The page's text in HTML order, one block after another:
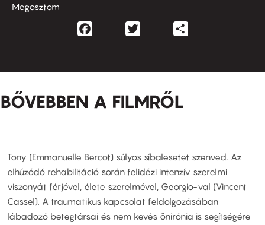
Megosztom
Facebook
BŐVEBBEN A FILMRŐL
Tony (Emmanuelle Bercot) súlyos síbalesetet szenved. Az
elhúzódó rehabilitáció során felidézi intenzív szerelmi
viszonyát férjével, élete szerelmével, Georgio-val (Vincent
Cassel). A traumatikus kapcsolat feldolgozásában
lábadozó betegtársai és nem kevés önirónia is segítségére